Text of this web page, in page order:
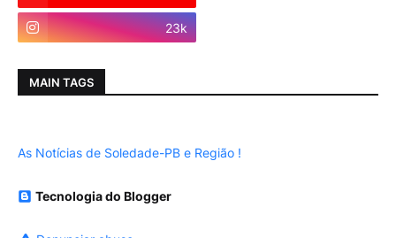
23k
MAIN TAGS
As Notícias de Soledade-PB e Região !
Tecnologia do Blogger